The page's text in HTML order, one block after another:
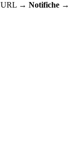
→ Notifiche →